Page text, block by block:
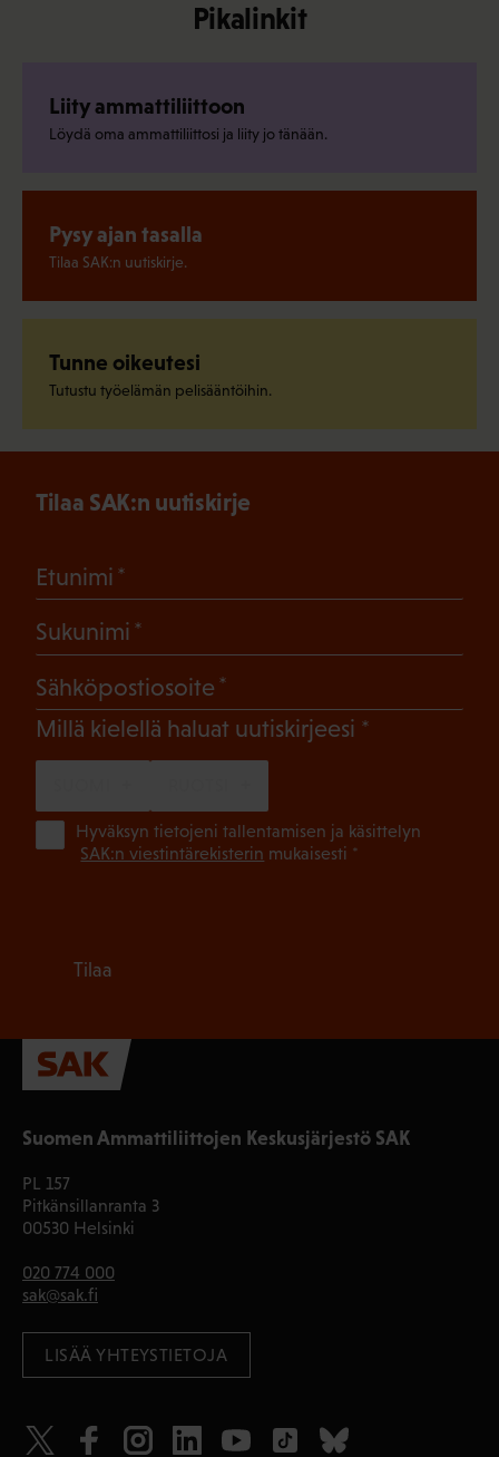
Pikalinkit
Liity ammattiliittoon
Löydä oma ammattiliittosi ja liity jo tänään.
Pysy ajan tasalla
Tilaa SAK:n uutiskirje.
Tunne oikeutesi
Tutustu työelämän pelisääntöihin.
Suomen Ammattiliittojen Keskusjärjestö SAK
PL 157
Pitkänsillanranta 3
00530 Helsinki
020 774 000
sak@sak.fi
LISÄÄ YHTEYSTIETOJA
Tilaa SAK:n uutiskirje
Etunimi
Sukunimi
Sähköpostiosoite
Millä kielellä haluat uutiskirjeesi (Pakollinen)
Hyväksyn tietojeni tallentamisen ja käsittelyn
SAK:n viestintärekisterin mukaisesti *
Tilaa